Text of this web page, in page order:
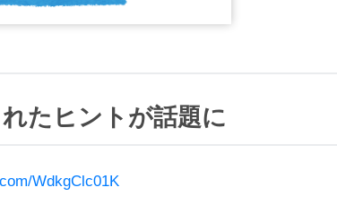
たヒントが話題に
WdkgClc01K